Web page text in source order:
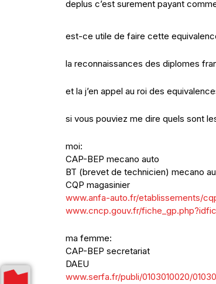
deplus c’est surement payant
est-ce utile de faire cette
la reconnaissances des diplomes
et la j’en appel au roi des
si vous pouviez me dire quels sont
moi:
CAP-BEP mecano auto
BT (brevet de technicien) mecano
CQP magasinier
www.anfa-auto.fr/etablissements/
www.cncp.gouv.fr/
ma femme:
CAP-BEP secretariat
DAEU
www.serfa.fr/publi/0103010020/